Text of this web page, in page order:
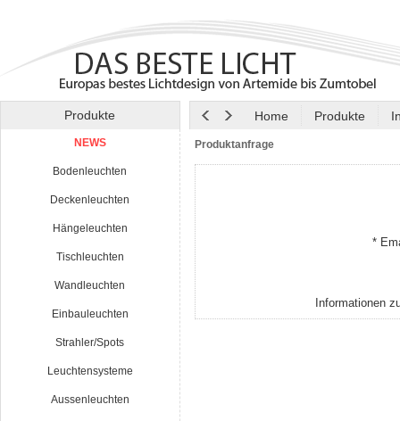
Produkte Home Produkte
NEWS
Bodenleuchten
Deckenleuchten
Hängeleuchten
Tischleuchten
Wandleuchten
Einbauleuchten
Strahler/Spots
Leuchtensysteme
Aussenleuchten
Produktanfrage
*
Informationen